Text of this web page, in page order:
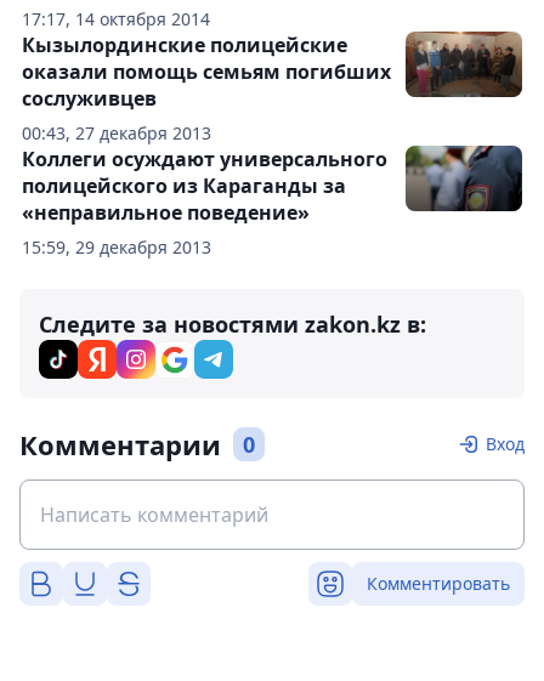
17:17, 14 октября 2014
00:43, 27 декабря 2013
Кызылординские полицейские
оказали помощь семьям погибших
сослуживцев
15:59, 29 декабря 2013
Коллеги осуждают универсального
полицейского из Караганды за
«неправильное поведение»
Следите за новостями zakon.kz в:
Комментарии 0 Вход
Комментировать